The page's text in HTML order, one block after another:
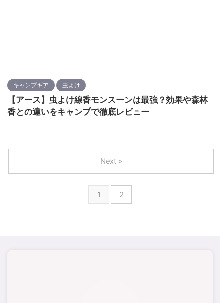
キャンプギア 虫よけ
【アース】虫よけ線香モンスーンは最強？効果や森林
香との違いをキャンプで徹底レビュー
1 2
Next »